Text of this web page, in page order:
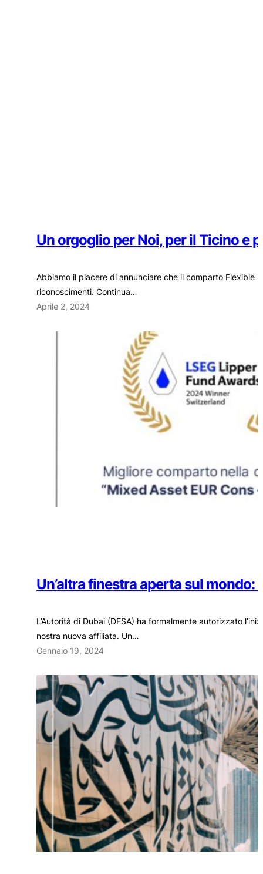
Un orgoglio per Noi, per il Ticino e
Abbiamo il piacere di annunciare che il comparto Flexible
riconoscimenti. Continua…
Aprile 2, 2024
Un’altra finestra aperta sul mondo:
L’Autorità di Dubai (DFSA) ha formalmente autorizzato
nostra nuova affiliata. Un…
Gennaio 19, 2024